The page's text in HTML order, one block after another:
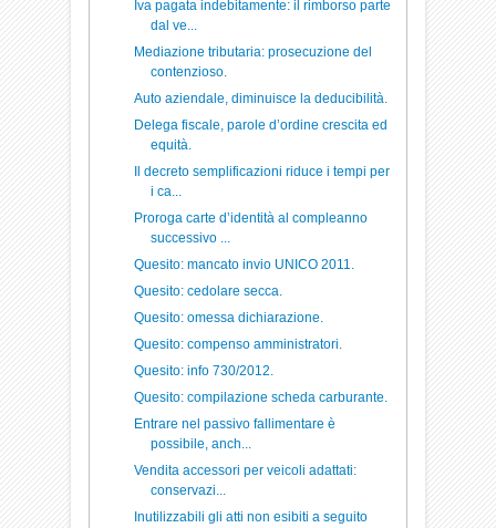
Iva pagata indebitamente: il rimborso parte
dal ve...
Mediazione tributaria: prosecuzione del
contenzioso.
Auto aziendale, diminuisce la deducibilità.
Delega fiscale, parole d’ordine crescita ed
equità.
Il decreto semplificazioni riduce i tempi per
i ca...
Proroga carte d’identità al compleanno
successivo ...
Quesito: mancato invio UNICO 2011.
Quesito: cedolare secca.
Quesito: omessa dichiarazione.
Quesito: compenso amministratori.
Quesito: info 730/2012.
Quesito: compilazione scheda carburante.
Entrare nel passivo fallimentare è
possibile, anch...
Vendita accessori per veicoli adattati:
conservazi...
Inutilizzabili gli atti non esibiti a seguito